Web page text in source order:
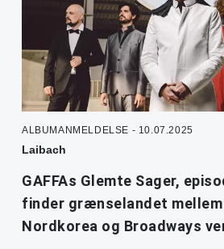
ALBUMANMELDELSE - 10.07.2025
Laibach
GAFFAs Glemte Sager,
finder grænselandet mellem
Nordkorea og Broadways